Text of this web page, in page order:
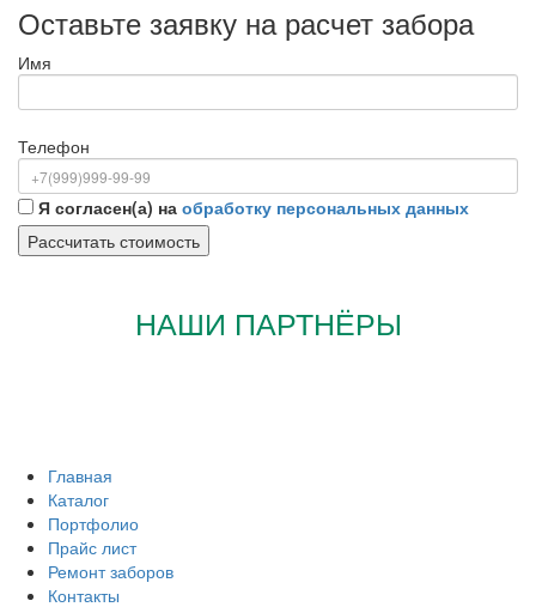
Оставьте заявку на расчет забора
Имя
Телефон
Я согласен(а) на обработку персональных данных
НАШИ ПАРТНЁРЫ
Главная
Каталог
Портфолио
Прайс лист
Ремонт заборов
Контакты